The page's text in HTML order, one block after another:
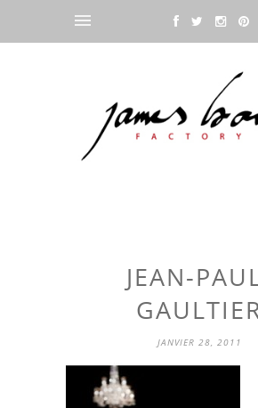
JEAN-
JANVIER 28, 2011